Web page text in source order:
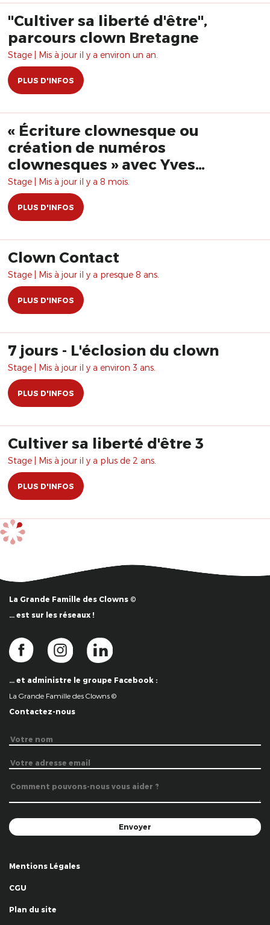
"Cultiver sa liberté d'être",
parcours clown Bretagne
Stage | Mis à jour il y a environ un an.
PLUS D'INFOS
« Écriture clownesque ou
création de numéros
clownesques » avec Yves
Dagenais
Stage | Mis à jour il y a 8 mois.
PLUS D'INFOS
Clown Contact
Stage | Mis à jour il y a presque 8 ans.
PLUS D'INFOS
7 jours - L'éclosion du clown
Stage | Mis à jour il y a environ 3 ans.
PLUS D'INFOS
Cultiver sa liberté d'être 3
Stage | Mis à jour il y a plus de 2 ans.
PLUS D'INFOS
La Grande Famille des Clowns ©
… est sur les réseaux !
… et administre le groupe Facebook :
La Grande Famille des Clowns ©
Contactez-nous
Mentions Légales
CGU
Plan du site